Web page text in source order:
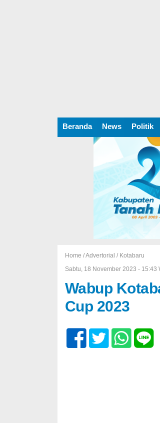
Beranda News Politik
Home /Advertorial / Kotabaru
Sabtu, 18 November 2023 - 15:43
Wabup
Cup 2023